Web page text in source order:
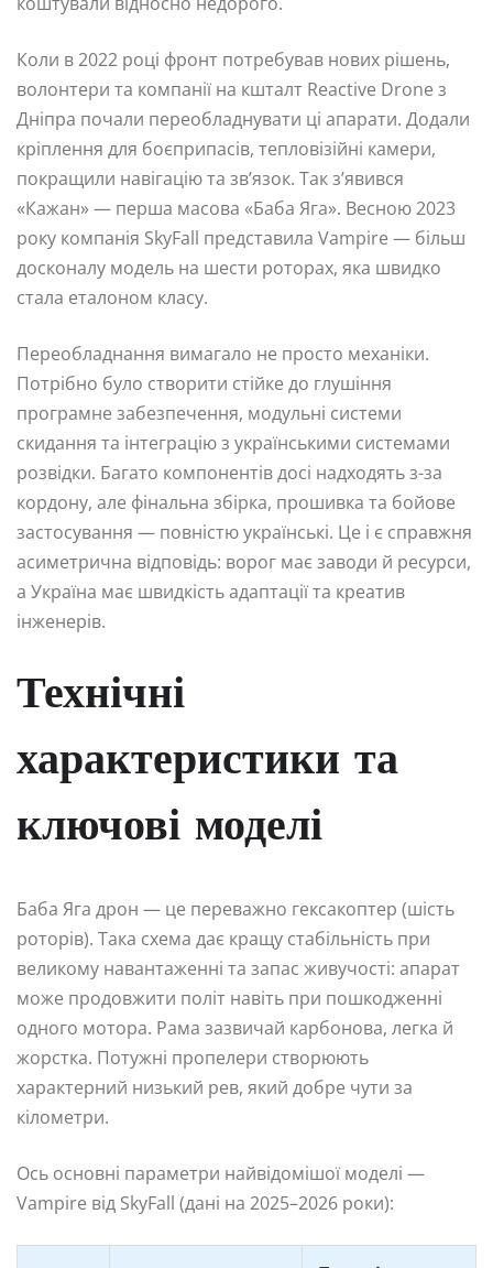
Коли в 2022 році фронт потребував нових рішень,
волонтери та компанії на кшталт Reactive Drone з
Дніпра почали переобладнувати ці апарати. Додали
кріплення для боєприпасів, тепловізійні камери,
покращили навігацію та зв’язок. Так з’явився
«Кажан» — перша масова «Баба Яга». Весною 2023
року компанія SkyFall представила Vampire — більш
досконалу модель на шести роторах, яка швидко
стала еталоном класу.
Переобладнання вимагало не просто механіки.
Потрібно було створити стійке до глушіння
програмне забезпечення, модульні системи
скидання та інтеграцію з українськими системами
розвідки. Багато компонентів досі надходять з-за
кордону, але фінальна збірка, прошивка та бойове
застосування — повністю українські. Це і є справжня
асиметрична відповідь: ворог має заводи й ресурси,
а Україна має швидкість адаптації та креатив
інженерів.
Технічні
характеристики та
ключові моделі
Баба Яга дрон — це переважно гексакоптер (шість
роторів). Така схема дає кращу стабільність при
великому навантаженні та запас живучості: апарат
може продовжити політ навіть при пошкодженні
одного мотора. Рама зазвичай карбонова, легка й
жорстка. Потужні пропелери створюють
характерний низький рев, який добре чути за
кілометри.
Ось основні параметри найвідомішої моделі —
Vampire від SkyFall (дані на 2025–2026 роки):